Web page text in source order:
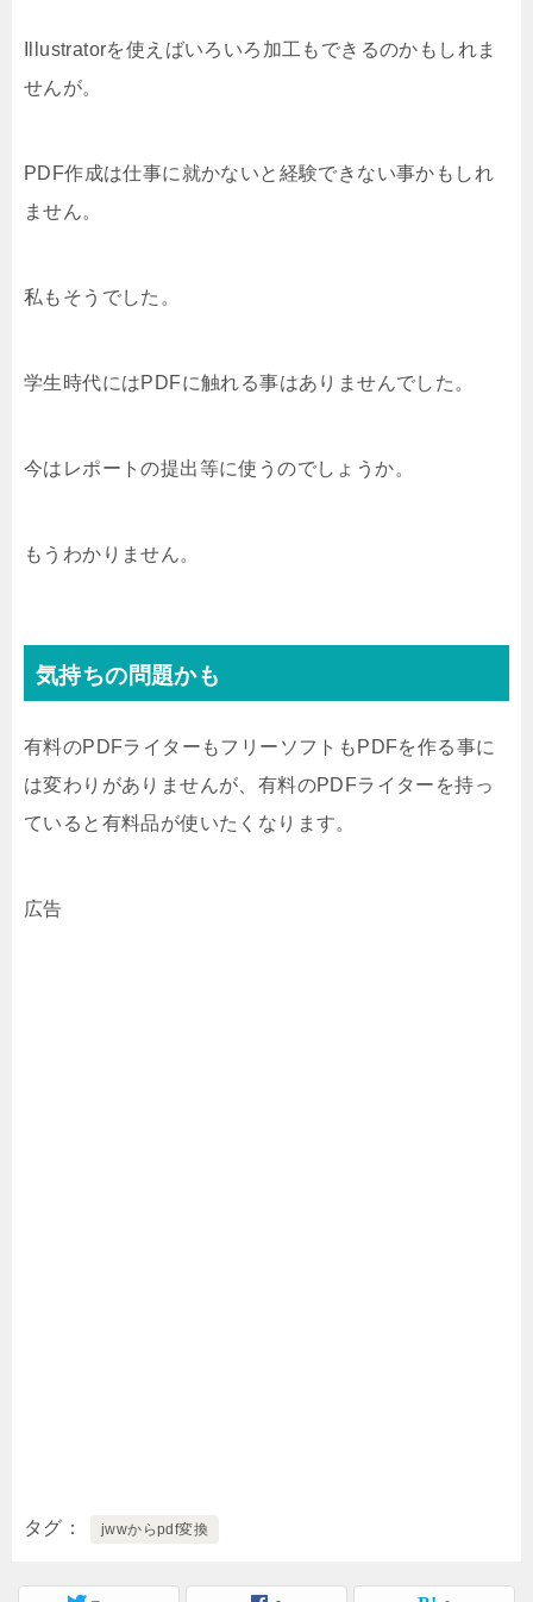
Illustratorを使えばいろいろ加工もできるのかもしれま
せんが。
PDF作成は仕事に就かないと経験できない事かもしれ
ません。
私もそうでした。
学生時代にはPDFに触れる事はありませんでした。
今はレポートの提出等に使うのでしょうか。
もうわかりません。
気持ちの問題かも
有料のPDFライターもフリーソフトもPDFを作る事に
は変わりがありませんが、有料のPDFライターを持っ
ていると有料品が使いたくなります。
広告
タグ jwwからpdf変換